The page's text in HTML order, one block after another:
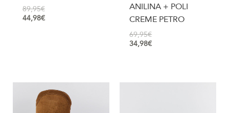
89,95€
44,98€
ANILINA + POLI
CREME PETRO
69,95€
34,98€